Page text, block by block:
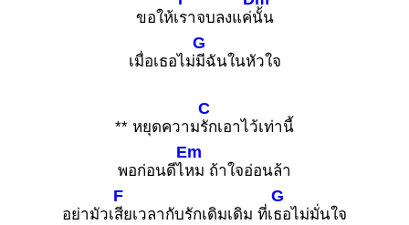
ขอให้เราจบลงแค่นั้น
เมื่อเธอไม่
G
มีฉันในหัวใจ
** หยุดความ
C
รักเอาไว้เท่านี้
พอก่อนดีไ
Em
หม ถ้าใจอ่อนล้า
อย่ามัวเ
F
สียเวลากับรักเดิมเดิม ที่เ
G
ธอไม่มั่นใจ